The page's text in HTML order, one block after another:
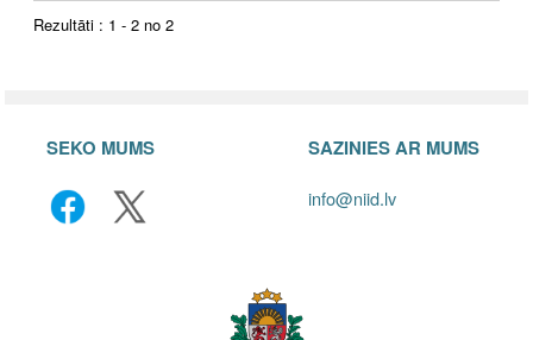
Rezultāti : 1 - 2 no 2
SEKO MUMS SAZINIES AR MUMS
info@niid.lv